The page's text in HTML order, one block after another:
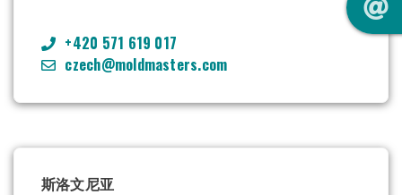
+420 571 619 017
czech@moldmasters.com
斯洛文尼亚